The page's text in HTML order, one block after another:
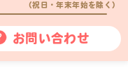
（祝日・年末年始を除く）
お問い合わせ